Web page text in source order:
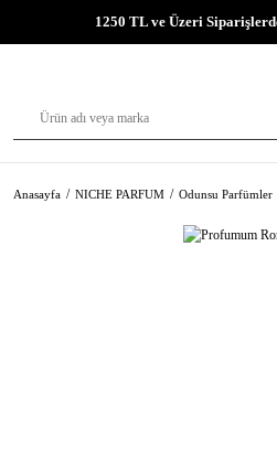
1250 TL ve Üzeri
Anasayfa NICHE PARFUM Odunsu Parfümler